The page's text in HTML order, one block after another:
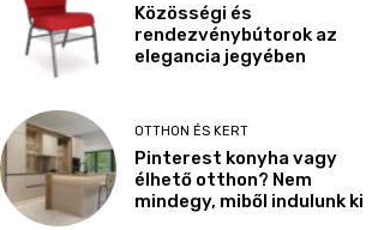
Közösségi és
rendezvénybútorok az
elegancia jegyében
OTTHON ÉS KERT
Pinterest konyha vagy
élhető otthon? Nem
mindegy, miből indulunk ki